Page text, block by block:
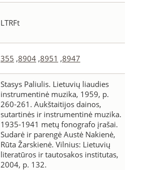
LTRFt
355 ,8904 ,8951 ,8947
Stasys Paliulis. Lietuvių liaudies
instrumentinė muzika, 1959, p.
260-261. Aukštaitijos dainos,
sutartinės ir instrumentinė muzika.
1935-1941 metų fonografo įrašai.
Sudarė ir parengė Austė Nakienė,
Rūta Žarskienė. Vilnius: Lietuvių
literatūros ir tautosakos institutas,
2004, p. 132.